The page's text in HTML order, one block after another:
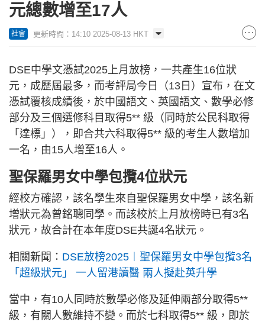
元總數增至17人
社會 更新時間：14:10 2025-08-13 HKT
DSE中學文憑試2025上月放榜，一共產生16位狀
元，成歷屆最多，而考評局今日（13日）宣布，在文
憑試覆核成績後，於中國語文、英國語文、數學必修
部分及三個選修科目取得5** 級（同時於公民科取得
「達標」），即合共六科取得5** 級的考生人數增加
一名，由15人增至16人。
聖保羅男女中學包攬4位狀元
經校方確認，該名學生來自聖保羅男女中學，該名新
增狀元為曾銘聰同學。而該校於上月放榜時已有3名
狀元，故合計在本年度DSE共誕4名狀元。
相關新聞： DSE放榜2025︱聖保羅男女中學包攬3名
「超級狀元」 一人留港讀醫 兩人擬赴英升學
當中，有10人同時於數學必修及延伸兩部分取得5**
級，有關人數維持不變。而於七科取得5** 級，即於